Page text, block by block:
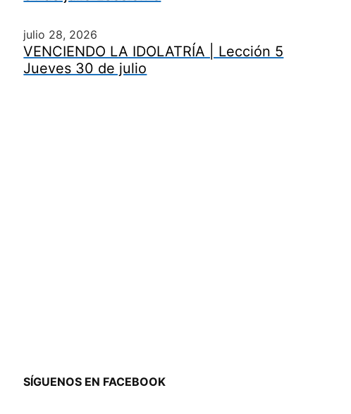
julio 28, 2026
VENCIENDO LA IDOLATRÍA | Lección 5
Jueves 30 de julio
SÍGUENOS EN FACEBOOK